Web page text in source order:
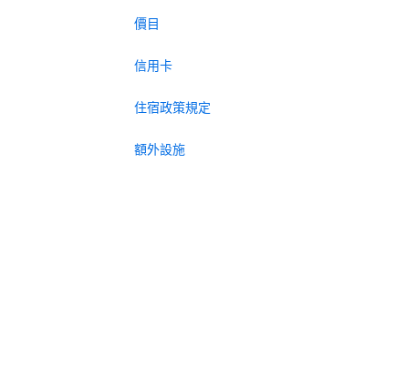
價目
信用卡
住宿政策規定
額外設施